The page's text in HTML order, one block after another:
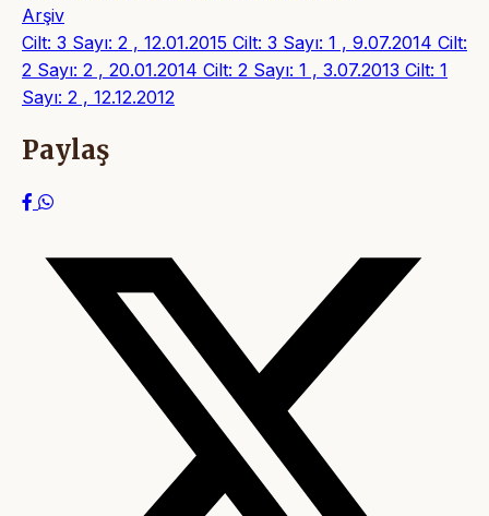
Arşiv
Cilt: 3 Sayı: 2 , 12.01.2015 Cilt: 3 Sayı: 1 , 9.07.2014 Cilt:
2 Sayı: 2 , 20.01.2014 Cilt: 2 Sayı: 1 , 3.07.2013 Cilt: 1
Sayı: 2 , 12.12.2012
Paylaş